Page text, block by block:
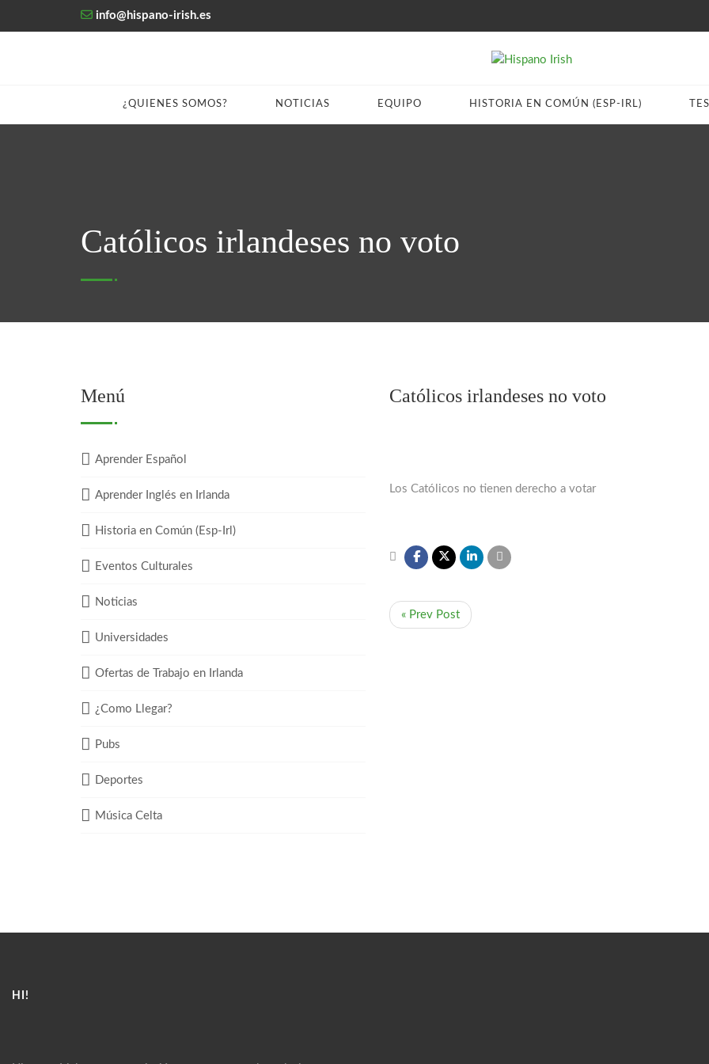
info@hispano-irish.es
¿QUIENES SOMOS? NOTICIAS EQUIPO HISTORIA EN COMÚN (ESP-IRL)
Católicos irlandeses no voto
Católicos irlandeses no voto
Los Católicos no tienen derecho a votar
« Prev Post
Menú
Aprender Español
Aprender Inglés en Irlanda
Historia en Común (Esp-Irl)
Eventos Culturales
Noticias
Universidades
Ofertas de Trabajo en Irlanda
¿Como Llegar?
Pubs
Deportes
Música Celta
HI!